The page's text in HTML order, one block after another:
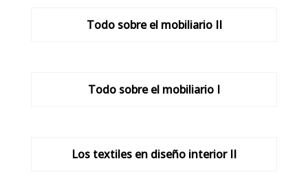
Todo sobre el mobiliario II
Todo sobre el mobiliario I
Los textiles en diseño interior II